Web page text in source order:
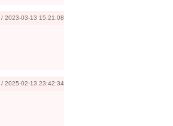
/ 2023-03-13 15:21:08
/ 2025-02-13 23:42:34